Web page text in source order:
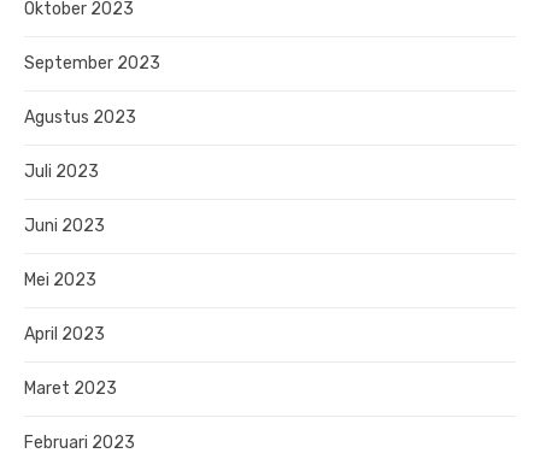
Oktober 2023
September 2023
Agustus 2023
Juli 2023
Juni 2023
Mei 2023
April 2023
Maret 2023
Februari 2023